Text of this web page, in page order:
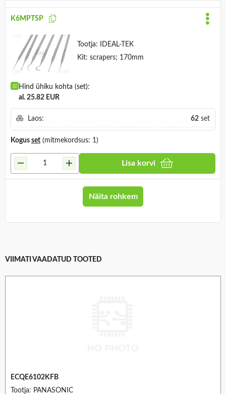
K6MPTSP
Tootja:
IDEAL-TEK
Kit: scrapers; 170mm
Hind ühiku kohta (set):
al. 25.82 EUR
Laos: 62 set
Kogus set (mitmekordsus: 1)
Lisa korvi
Näita rohkem
VIIMATI VAADATUD TOOTED
ECQE6102KFB
Tootja: PANASONIC